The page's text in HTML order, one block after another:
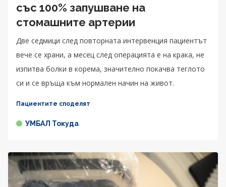
със 100% запушване на
стомашните артерии
Две седмици след повторната интервенция пациентът
вече се храни, а месец след операцията е на крака, не
изпитва болки в корема, значително покачва теглото
си и се връща към нормален начин на живот.
Пациентите споделят
УМБАЛ Токуда